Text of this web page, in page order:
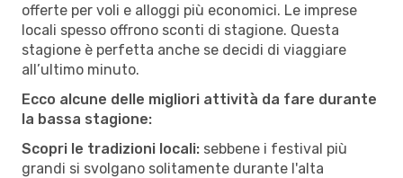
offerte per voli e alloggi più economici. Le imprese
locali spesso offrono sconti di stagione. Questa
stagione è perfetta anche se decidi di viaggiare
all’ultimo minuto.
Ecco alcune delle migliori attività da fare durante
la bassa stagione:
Scopri le tradizioni locali: sebbene i festival più
grandi si svolgano solitamente durante l'alta